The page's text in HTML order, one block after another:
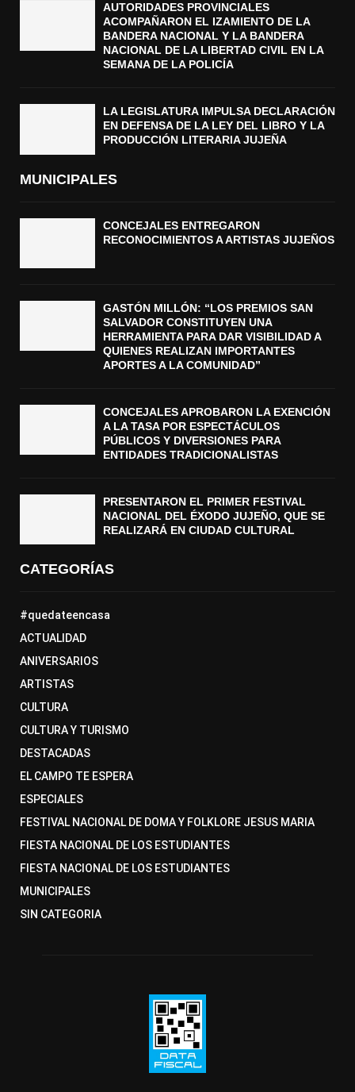
AUTORIDADES PROVINCIALES
ACOMPAÑARON EL IZAMIENTO DE LA
BANDERA NACIONAL Y LA BANDERA
NACIONAL DE LA LIBERTAD CIVIL EN LA
SEMANA DE LA POLICÍA
LA LEGISLATURA IMPULSA DECLARACIÓN
EN DEFENSA DE LA LEY DEL LIBRO Y LA
PRODUCCIÓN LITERARIA JUJEÑA
MUNICIPALES
CONCEJALES ENTREGARON
RECONOCIMIENTOS A ARTISTAS JUJEÑOS
GASTÓN MILLÓN: “LOS PREMIOS SAN
SALVADOR CONSTITUYEN UNA
HERRAMIENTA PARA DAR VISIBILIDAD A
QUIENES REALIZAN IMPORTANTES
APORTES A LA COMUNIDAD”
CONCEJALES APROBARON LA EXENCIÓN
A LA TASA POR ESPECTÁCULOS
PÚBLICOS Y DIVERSIONES PARA
ENTIDADES TRADICIONALISTAS
PRESENTARON EL PRIMER FESTIVAL
NACIONAL DEL ÉXODO JUJEÑO, QUE SE
REALIZARÁ EN CIUDAD CULTURAL
CATEGORÍAS
#quedateencasa
ACTUALIDAD
ANIVERSARIOS
ARTISTAS
CULTURA
CULTURA Y TURISMO
DESTACADAS
EL CAMPO TE ESPERA
ESPECIALES
FESTIVAL NACIONAL DE DOMA Y FOLKLORE JESUS MARIA
FIESTA NACIONAL DE LOS ESTUDIANTES
FIESTA NACIONAL DE LOS ESTUDIANTES
MUNICIPALES
SIN CATEGORIA